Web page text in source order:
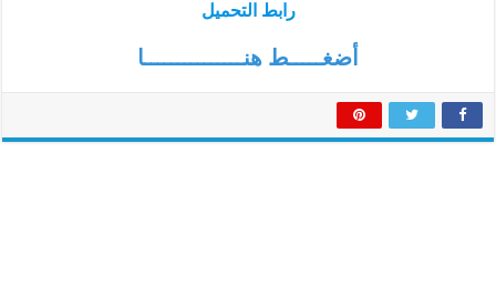
رابط التحميل
أضغـــــط هنـــــــــــــــا